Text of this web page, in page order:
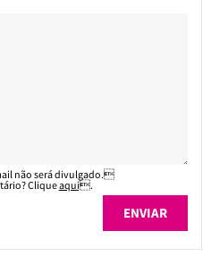
não será divulgado.
Cliqueaqui.